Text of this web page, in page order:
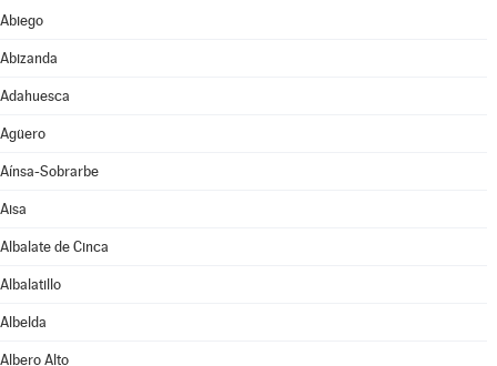
Abiego
Abizanda
Adahuesca
Agüero
Aínsa-Sobrarbe
Aisa
Albalate de Cinca
Albalatillo
Albelda
Albero Alto